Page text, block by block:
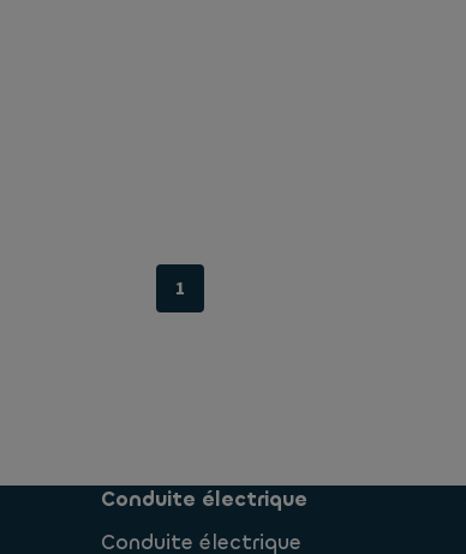
1
Conduite électrique
Conduite électrique